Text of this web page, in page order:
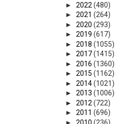
► 2022 (480)
► 2021 (264)
► 2020 (293)
► 2019 (617)
► 2018 (1055)
► 2017(1415)
► 2016 (1360)
► 2015 (1162)
► 2014(1021)
► 2013 (1006)
► 2012 (722)
► 2011 (696)
► 2010 (236)